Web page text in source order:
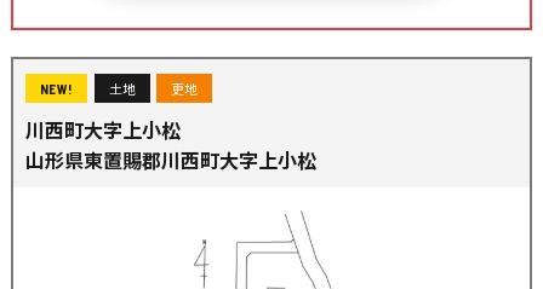
NEW! 土地 更地
川西町大字上小松
山形県東置賜郡川西町大字上小松